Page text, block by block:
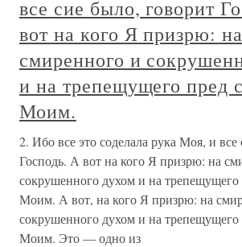
все сие было, говорит
вот на кого Я призрю: на
смиренного и
и на трепещущего пред
Моим.
2. Ибо все это соделала рука Моя, и
Господь. А вот на кого Я призрю: на
сокрушенного духом и на трепещущего
Моим. А вот, на кого Я призрю: на
сокрушенного духом и на трепещущего
Моим. Это — одно из